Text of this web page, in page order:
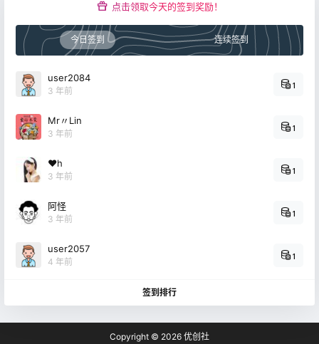
点击领取今天的签到奖励！
今日签到 连续签到
user2084
3 年前
1
Mr〃Lin
3 年前
1
❤h
3 年前
1
阿怪
3 年前
1
user2057
4 年前
1
签到排行
Copyright © 2026 优创社